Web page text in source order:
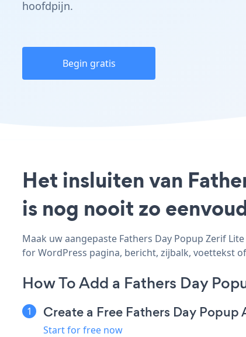
hoofdpijn.
Begin gratis
Het insluiten van
is nog nooit zo
Maak uw aangepaste Fathers Day Popup Zerif
for WordPress pagina, bericht, zijbalk, voettekst
How To Add a Fathers Day
Create a Free Fathers Day Popup
Start for free now